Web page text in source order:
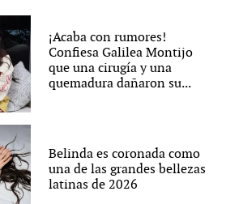
¡Acaba con rumores!
Confiesa Galilea Montijo
que una cirugía y una
quemadura dañaron su...
Belinda es coronada como
una de las grandes bellezas
latinas de 2026